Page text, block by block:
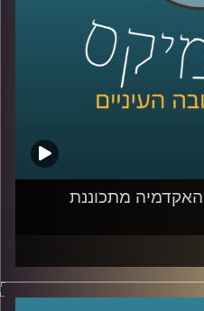
שמיר בנושא "מי מפחד/ת
מתכוננת
האפשרות ללמוד תואר
חישובית (נקרא לעיתים גם